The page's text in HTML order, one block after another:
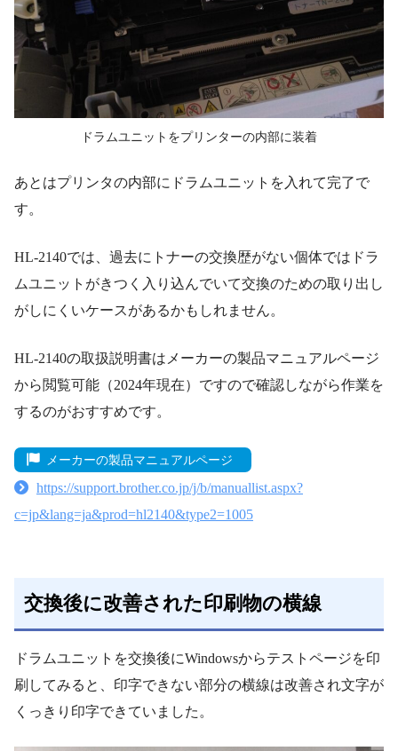
ドラムユニットをプリンターの内部に装着
あとはプリンタの内部にドラムユニットを入れて完了で
す。
HL-2140では、過去にトナーの交換歴がない個体ではドラ
ムユニットがきつく入り込んでいて交換のための取り出し
がしにくいケースがあるかもしれません。
HL-2140の取扱説明書はメーカーの製品マニュアルページ
から閲覧可能（2024年現在）ですので確認しながら作業を
するのがおすすめです。
メーカーの製品マニュアルページ
https://support.brother.co.jp/j/b/manuallist.aspx?
c=jp&lang=ja&prod=hl2140&type2=1005
交換後に改善された印刷物の横線
ドラムユニットを交換後にWindowsからテストページを印
刷してみると、印字できない部分の横線は改善され文字が
くっきり印字できていました。